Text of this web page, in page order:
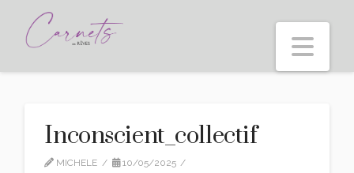
Inconscient_collectif
MICHELE 10/05/2025